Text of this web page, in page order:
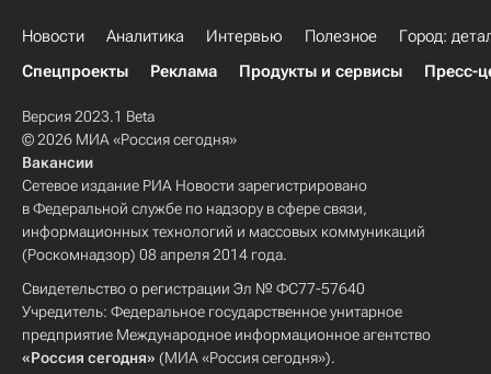
Новости Аналитика Интервью Полезное
Город:
Спецпроекты
Реклама Продукты и сервисы Пресс-
Версия 2023.1 Beta
© 2026 МИА «Россия сегодня»
Вакансии
Сетевое издание РИА Новости зарегистрировано
в Федеральной службе по надзору в сфере связи,
информационных технологий и массовых коммуникаций
(Роскомнадзор) 08 апреля 2014 года.
Свидетельство о регистрации Эл № ФС77-57640
Учредитель: Федеральное государственное унитарное
предприятие Международное информационное агентство
«Россия сегодня» (МИА «Россия сегодня»).